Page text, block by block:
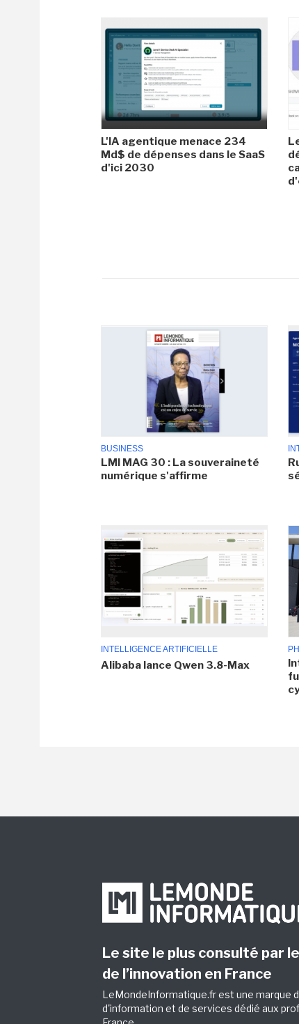
L'IA agentique menace 234
Md$ de dépenses dans le SaaS
d'ici 2030
BUSINESS
LMI MAG 30 : La souveraineté
numérique s'affirme
INTELLIGENCE ARTIFICIELLE
Alibaba lance Qwen 3.8-Max
Le site le plus consulté par
de l’innovation en France
LeMondeInformatique.fr est une marque
d'information et de services dédié aux